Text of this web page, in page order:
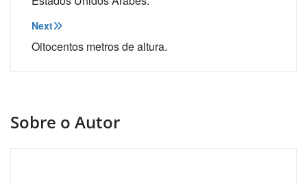
de
Post
Next
Oitocentos metros de altura.
Sobre o Autor